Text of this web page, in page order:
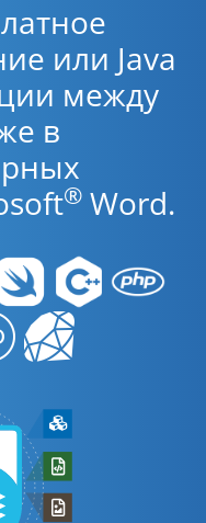
или Java
между
в
® Word.